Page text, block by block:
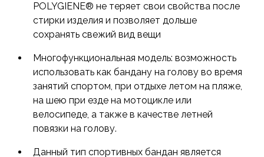
POLYGIENE® не теряет свои свойства после
стирки изделия и позволяет дольше
сохранять свежий вид вещи
Многофункциональная модель: возможность
использовать как бандану на голову во время
занятий спортом, при отдыхе летом на пляже,
на шею при езде на мотоцикле или
велосипеде, а также в качестве летней
повязки на голову.
Данный тип спортивных бандан является